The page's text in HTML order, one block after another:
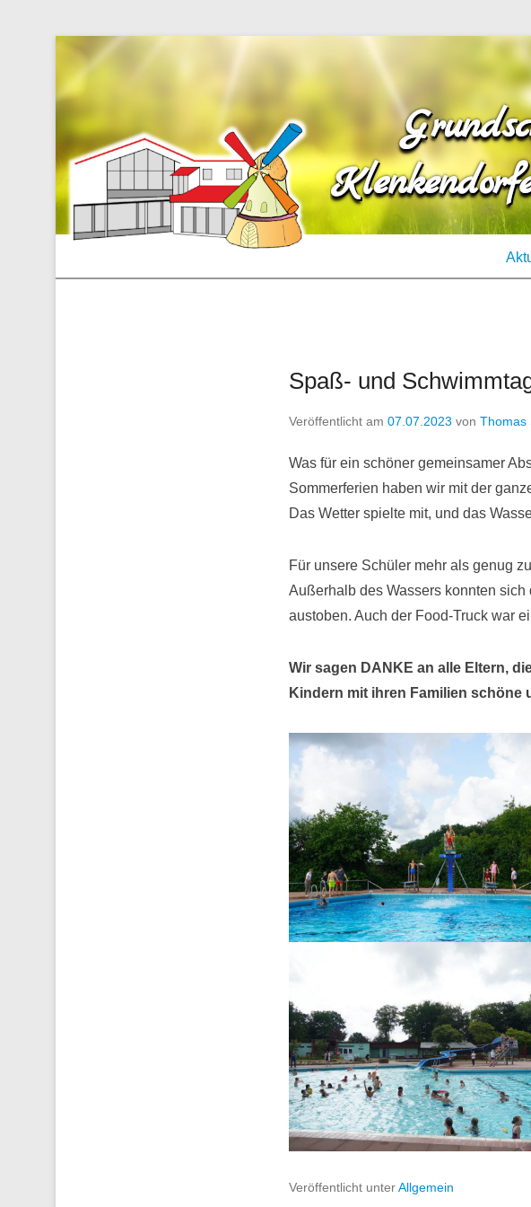
Spaß- und
Veröffentlicht am 07.07.2023 von Thomas
Was für ein schöner gemeinsamer
Sommerferien haben wir mit der
Das Wetter spielte mit, und das
Für unsere Schüler mehr als genug
Außerhalb des Wassers konnten
austoben. Auch der Food-Truck war
Wir sagen DANKE an alle Eltern,
Kindern mit ihren Familien schöne
Veröffentlicht unterAllgemein